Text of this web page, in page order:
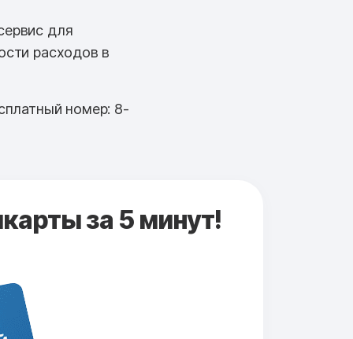
для
расходов в
номер: 8-
за 5 минут!